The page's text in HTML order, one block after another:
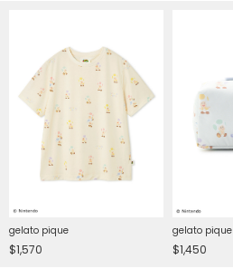
gelato pique
$1,570
gelato pique
$1,450